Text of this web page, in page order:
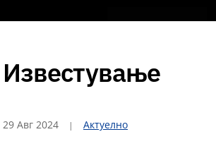
Известување
29 Авг 2024 Актуелно